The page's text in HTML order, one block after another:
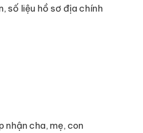
số liệu hồ sơ địa chính
nhận cha, mẹ, con